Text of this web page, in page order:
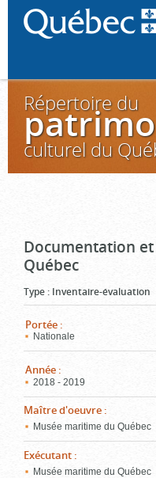
Répertoire du
culturel du
Documentation
Québec
Type : Inventaire-évaluation
Portée :
Nationale
Année :
2018 - 2019
Maître d'oeuvre :
Musée maritime du Québec
Exécutant :
Musée maritime du Québec